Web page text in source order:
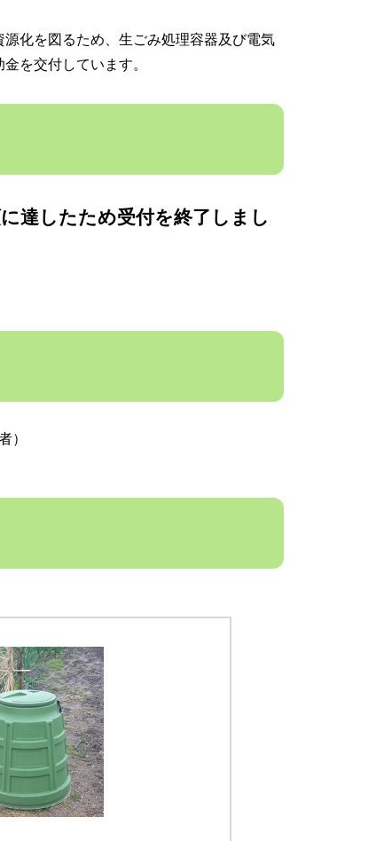
化を図るため、生ごみ処理容器及び電気
を交付しています。
達したため受付を終了しまし
）